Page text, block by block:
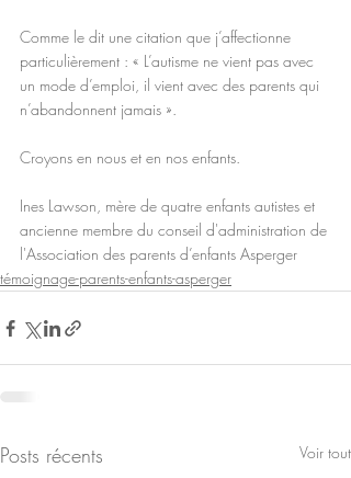
Comme le dit une citation que j’affectionne
particulièrement : « L’autisme ne vient pas avec
un mode d’emploi, il vient avec des parents qui
n’abandonnent jamais ».
Croyons en nous et en nos enfants.
Ines Lawson, mère de quatre enfants autistes et
ancienne membre du conseil d'administration de
l'Association des parents d’enfants Asperger
témoignage-parents-enfants-asperger
Posts récents Voir tout